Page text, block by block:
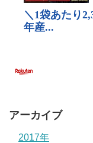
アーカイブ
2017年